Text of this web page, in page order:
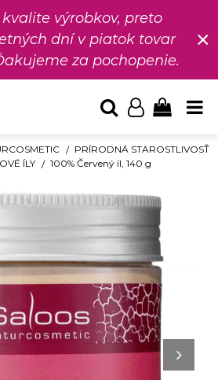
výrobkov, preto
dní v piatok tovar
za pochopenie.
×
PRÍRODNÁ STAROSTLIVOSŤ
ÍLY 100% Červený íl, 140 g